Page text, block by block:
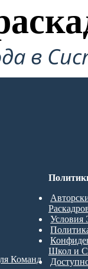
в
Команд
Условия
Школ и